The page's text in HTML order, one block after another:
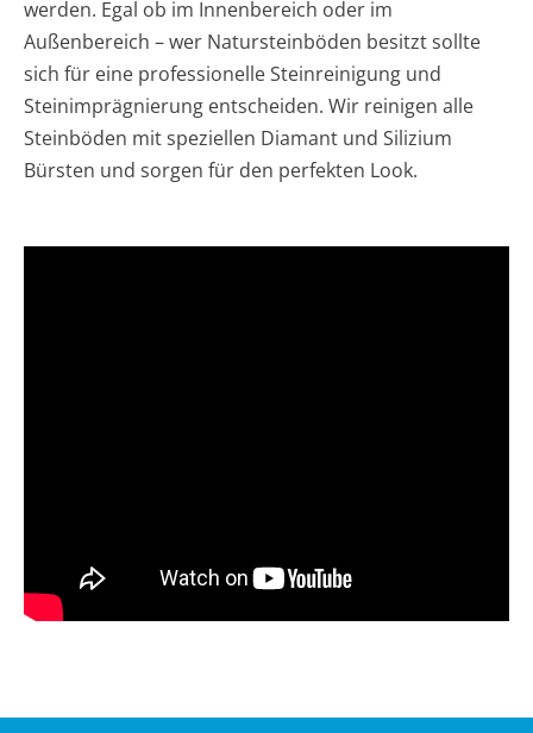
werden. Egal ob im Innenbereich oder im
Außenbereich – wer Natursteinböden besitzt sollte
sich für eine professionelle Steinreinigung und
Steinimprägnierung entscheiden. Wir reinigen alle
Steinböden mit speziellen Diamant und Silizium
Bürsten und sorgen für den perfekten Look.